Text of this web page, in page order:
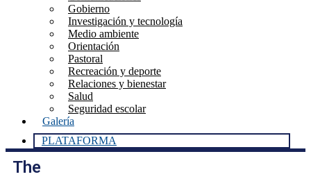
Gobierno
Investigación y tecnología
Medio ambiente
Orientación
Pastoral
Recreación y deporte
Relaciones y bienestar
Salud
Seguridad escolar
Galería
PLATAFORMA
The